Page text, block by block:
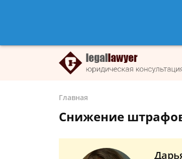
-
Главная
Снижение